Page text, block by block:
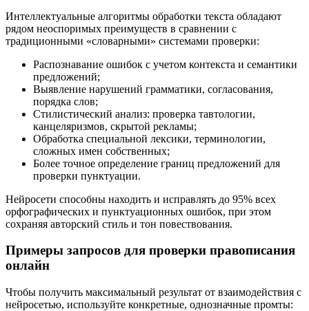
Интеллектуальные алгоритмы обработки текста обладают
рядом неоспоримых преимуществ в сравнении с
традиционными «словарными» системами проверки:
Распознавание ошибок с учетом контекста и семантики
предложений;
Выявление нарушений грамматики, согласования,
порядка слов;
Стилистический анализ: проверка тавтологии,
канцеляризмов, скрытой рекламы;
Обработка специальной лексики, терминологии,
сложных имен собственных;
Более точное определение границ предложений для
проверки пунктуации.
Нейросети способны находить и исправлять до 95% всех
орфографических и пунктуационных ошибок, при этом
сохраняя авторский стиль и тон повествования.
Примеры запросов для проверки правописания
онлайн
Чтобы получить максимальный результат от взаимодействия с
нейросетью, используйте конкретные, однозначные промты: